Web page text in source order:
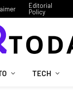
Editorial
Policy
TECH